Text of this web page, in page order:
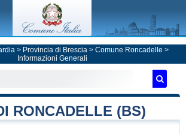
> Provincia di Brescia> Comune Roncadelle >
Informazioni Generali
RONCADELLE (BS)